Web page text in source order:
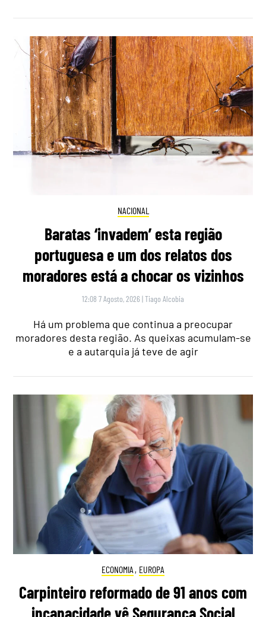
NACIONAL
Baratas ‘invadem’ esta região
portuguesa e um dos relatos dos
moradores está a chocar os vizinhos
12:08 7 Agosto, 2026 |Tiago Alcobia
Há um problema que continua a preocupar
moradores desta região. As queixas acumulam-se
e a autarquia já teve de agir
ECONOMIA , EUROPA
Carpinteiro reformado de 91 anos com
incapacidade vê Segurança Social